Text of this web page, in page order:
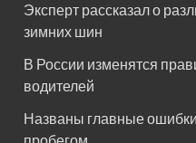
Эксперт рассказал о
зимних шин
В России изменятся
водителей
Названы главные